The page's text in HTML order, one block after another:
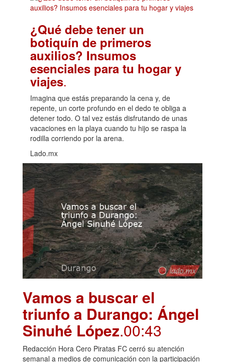
¿Qué debe tener un
botiquín de primeros
auxilios? Insumos
esenciales para tu hogar y
viajes.
Imagina que estás preparando la cena y, de
repente, un corte profundo en el dedo te obliga a
detener todo. O tal vez estás disfrutando de unas
vacaciones en la playa cuando tu hijo se raspa la
rodilla corriendo por la arena.
Lado.mx
Vamos a buscar el
triunfo a Durango: Ángel
Sinuhé López.00:43
Redacción Hora Cero Piratas FC cerró su atención
semanal a medios de comunicación con la participación